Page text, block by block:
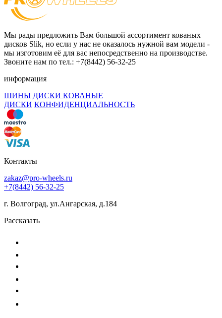
Мы рады предложить Вам большой ассортимент кованых
дисков Slik, но если у нас не оказалось нужной вам модели -
мы изготовим её для вас непосредственно на производстве.
Звоните нам по тел.: +7(8442) 56-32-25
информация
ШИНЫ ДИСКИ КОВАНЫЕ
ДИСКИ КОНФИДЕНЦИАЛЬНОСТЬ
Контакты
zakaz@pro-wheels.ru
+7(8442) 56-32-25
г. Волгоград, ул.Ангарская, д.184
Рассказать